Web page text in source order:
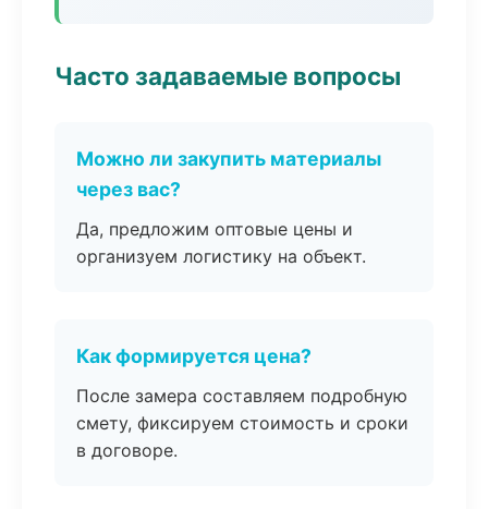
Часто задаваемые вопросы
Можно ли закупить материалы
через вас?
Да, предложим оптовые цены и
организуем логистику на объект.
Как формируется цена?
После замера составляем подробную
смету, фиксируем стоимость и сроки
в договоре.